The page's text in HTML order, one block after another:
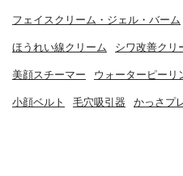
フェイスクリーム・ジェル・バーム
ほうれい線クリーム シワ改善クリ
美顔スチーマー ウォーターピーリ
小顔ベルト 毛穴吸引器 かっさプ